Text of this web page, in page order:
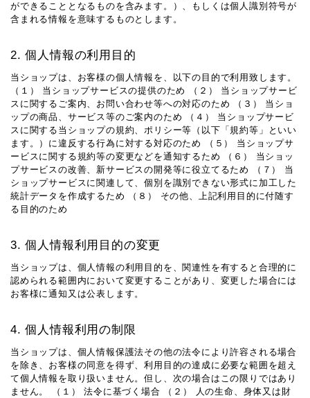
ができることとなるものを含みます。）、もしくは個人識別符号が
含まれる情報を意味するものとします。
2. 個人情報の利用目的
当ショップは、お客様の個人情報を、以下の目的で利用致します。
（１） 当ショップサービスの提供のため （２） 当ショップサービ
スに関するご案内、お問い合わせ等への対応のため （３） 当ショ
ップの商品、サービス等のご案内のため （４） 当ショップサービ
スに関する当ショップの規約、ポリシー等（以下「規約等」といい
ます。）に違反する行為に対する対応のため （５） 当ショップサ
ービスに関する規約等の変更などを通知するため （６） 当ショッ
プサービスの改善、新サービスの開発等に役立てるため （７） 当
ショップサービスに関連して、個別を識別できない形式に加工した
統計データを作成するため （８） その他、上記利用目的に付随す
る目的のため
3. 個人情報利用目的の変更
当ショップは、個人情報の利用目的を、関連性を有すると合理的に
認められる範囲内において変更することがあり、変更した場合には
お客様に通知又は公表します。
4. 個人情報利用の制限
当ショップは、個人情報保護法その他の法令により許容される場合
を除き、お客様の同意を得ず、利用目的の達成に必要な範囲を超え
て個人情報を取り扱いません。但し、次の場合はこの限りではあり
ません。 （１） 法令に基づく場合 （２） 人の生命、身体又は財